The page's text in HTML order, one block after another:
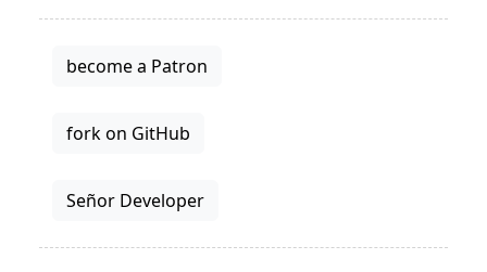
become a Patron
fork on GitHub
Señor Developer